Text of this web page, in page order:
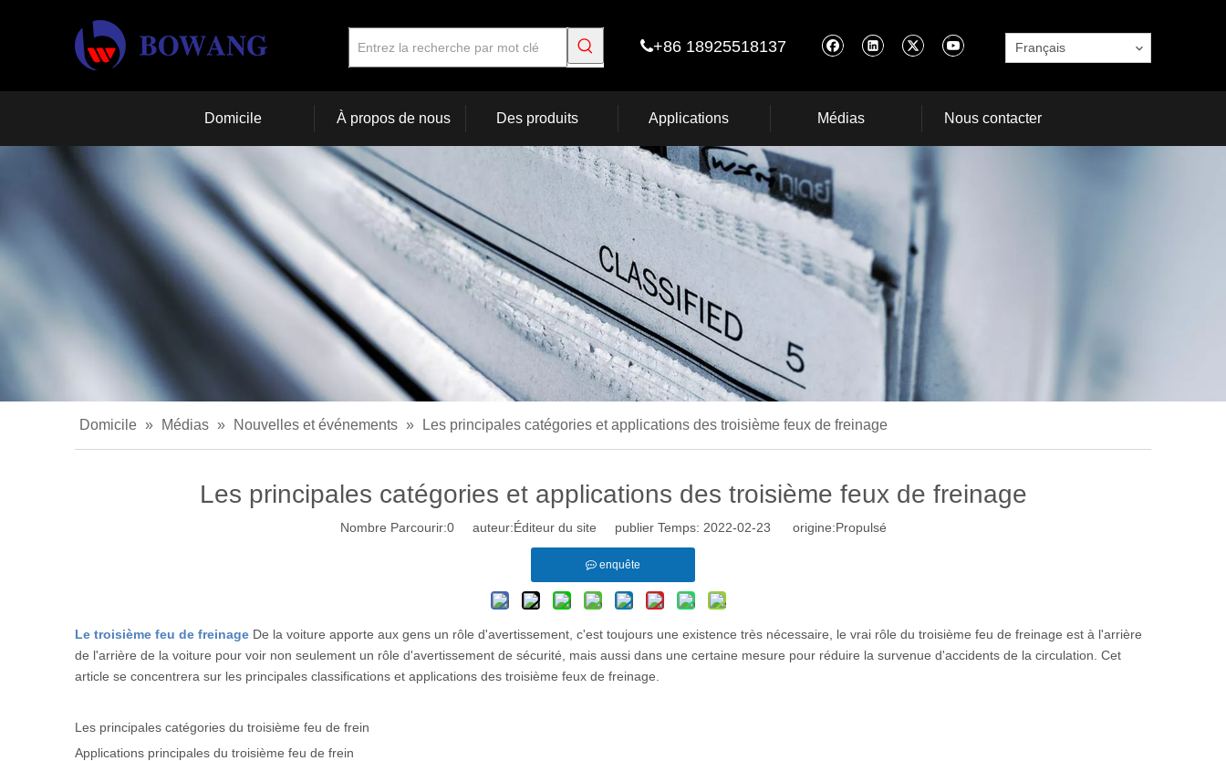
+86 18925518137 Français
Domicile À propos de nous Des produits Applications Médias Nous contacter
Domicile » Médias » Nouvelles et événements » Les principales catégories et applications des troisième feux de freinage
Les principales catégories et applications des troisième feux de freinage
Nombre Parcourir:0auteur:Éditeur du site publier Temps: 2022-02-23 origine:Propulsé
enquête
Le troisième feu de freinage De la voiture apporte aux gens un rôle d'avertissement, c'est toujours une existence très nécessaire, le vrai rôle du troisième feu de freinage est à l'arrière
de l'arrière de la voiture pour voir non seulement un rôle d'avertissement de sécurité, mais aussi dans une certaine mesure pour réduire la survenue d'accidents de la circulation. Cet
article se concentrera sur les principales classifications et applications des troisième feux de freinage.
Les principales catégories du troisième feu de frein
Applications principales du troisième feu de frein